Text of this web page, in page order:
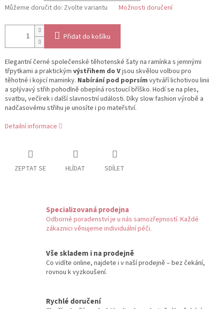
Můžeme doručit do: Zvolte variantu Možnosti doručení
Přidat do košíku
Elegantní černé společenské těhotenské šaty na ramínka s jemnými
třpytkami a praktickým výstřihem do Vjsou skvělou volbou pro
těhotné i kojicí maminky. Nabírání pod poprsím vytváří lichotivou linii
a splývavý střih pohodlně obepíná rostoucí bříško. Hodí se na ples,
svatbu, večírek i další slavnostní události. Díky slow fashion výrobě a
nadčasovému střihu je unosíte i po mateřství.
Detailní informace
ZEPTAT SE HLÍDAT SDÍLET
Specializovaná prodejna
Odborné poradenství je u nás samozřejmostí. Každé
zákaznici věnujeme individuální péči.
Vše skladem i na prodejně
Co vidíte online, najdete i v naší prodejně – bez čekání,
rovnou k vyzkoušení.
Rychlé doručení